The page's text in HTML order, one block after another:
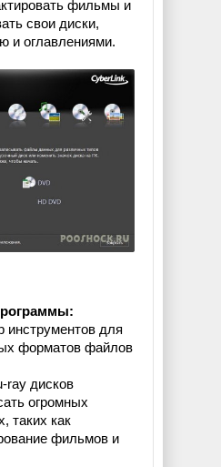
фильмы и
свои диски,
и оглавлениями.
инструментов для
форматов файлов
ray дисков
огромных
таких как
фильмов и